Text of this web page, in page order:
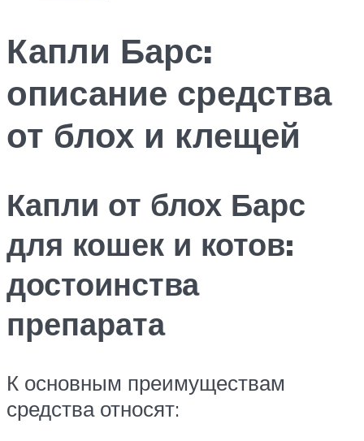
Капли Барс:
описание средства
от блох и клещей
Капли от блох Барс
для кошек и котов:
достоинства
препарата
К основным преимуществам
средства относят: